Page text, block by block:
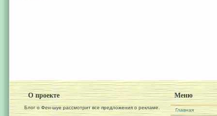
О проекте
Блог о Фен-шуе рассмотрит все предложения о рекламе.
Меню
Главная